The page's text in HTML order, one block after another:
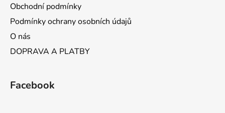
s
u
Obchodní podmínky
Podmínky ochrany osobních údajů
O nás
DOPRAVA A PLATBY
Facebook